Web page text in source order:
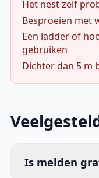
Het nest zelf
Besproeien met
Een ladder of
gebruiken
Dichter dan 5 m
Is melden